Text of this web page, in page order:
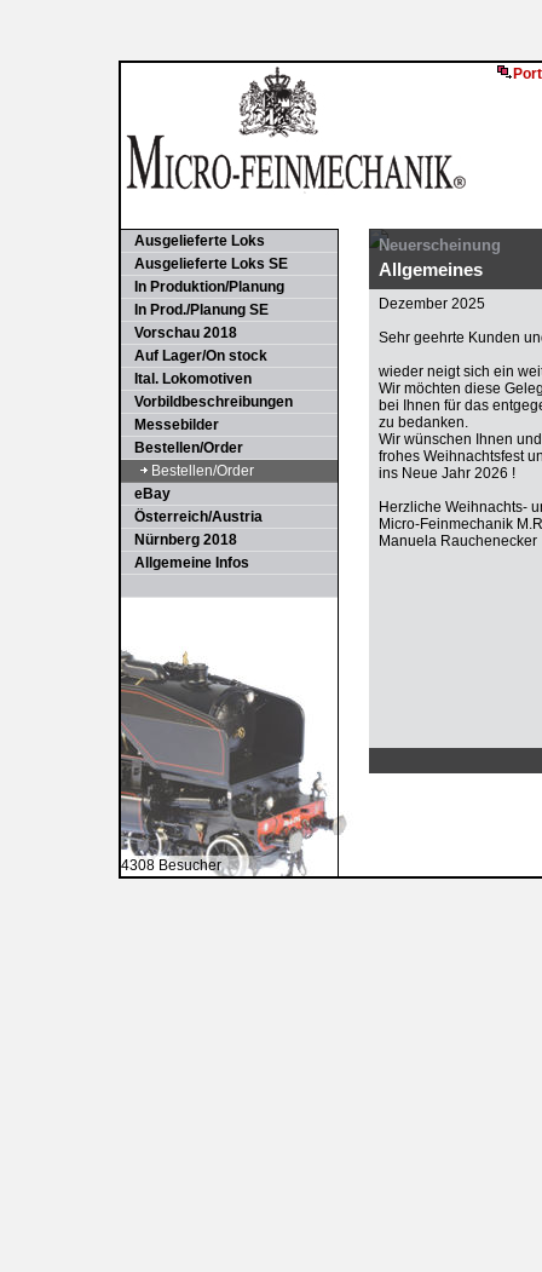
Ausgelieferte Loks
Ausgelieferte Loks SE
In Produktion/Planung
In Prod./Planung SE
Vorschau 2018
Auf Lager/On stock
Ital. Lokomotiven
Vorbildbeschreibungen
Messebilder
Bestellen/Order
Bestellen/Order
eBay
Österreich/Austria
Nürnberg 2018
Allgemeine Infos
Neuerscheinung
Allgemeines
Dezember 2025
Sehr geehrte Kunden
wieder neigt sich ein
Wir möchten diese
bei Ihnen für das
zu bedanken.
Wir wünschen Ihnen
frohes Weihnachtsfest
ins Neue Jahr 2026 !
Herzliche Weihnachts-
Micro-Feinmechanik
Manuela Rauchenecker
4308 Besucher